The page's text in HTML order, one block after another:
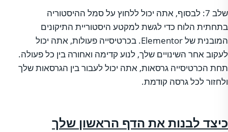
שלב 7: לבסוף, אתה יכול ללחוץ על סמל ההיסטוריה
בתחתית הלוח כדי לגשת למקטע היסטוריית התיקונים
המובנית של Elementor. בכרטיסייה פעולות, אתה יכול
לעקוב אחר השינויים שלך, לנוע קדימה ואחורה בין כל פעולה.
תחת הכרטיסייה גרסאות, אתה יכול לעבור בין הגרסאות שלך
ולחזור לכל גרסה קודמת.
כיצד לבנות את הדף הראשון שלך